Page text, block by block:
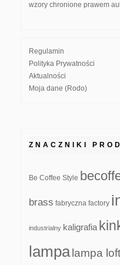
wzory chronione prawem
Regulamin
Polityka Prywatności
Aktualności
Moja dane (Rodo)
ZNACZNIKI
Be Coffee Style
brass fabryczna factory
industrialny kaligrafia
lampa lampa loft